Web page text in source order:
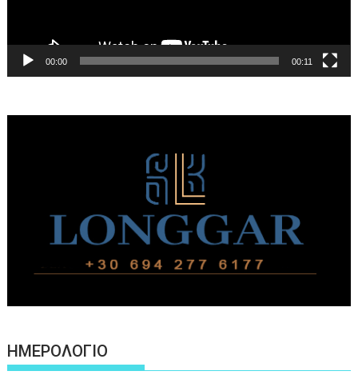
00:00 00:11
ΗΜΕΡΟΛΟΓΙΟ